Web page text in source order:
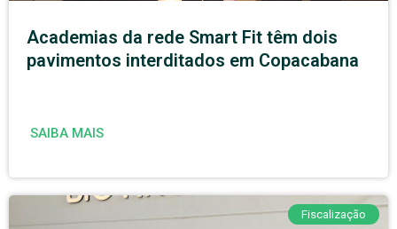
Academias da rede Smart Fit têm dois
pavimentos interditados em Copacabana
SAIBA MAIS
Fiscalização